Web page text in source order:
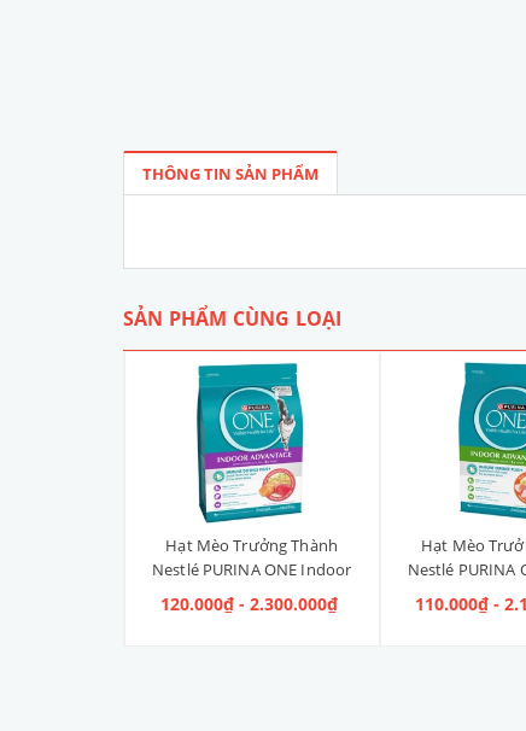
THÔNG TIN SẢN PHẨM
SẢN PHẨM CÙNG LOẠI
Hạt Mèo Trưởng Thành
Nestlé PURINA ONE Indoor
Advantage Salmon & Tuna [Vị
Cá Hồi & Cá Ngừ]
120.000₫ - 2.300.000₫
Hạt Mèo
Nestlé PURINA
Advantage
110.000₫ -